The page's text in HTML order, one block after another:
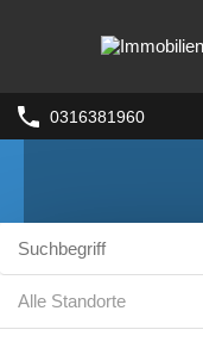
0316381960
Alle Standorte